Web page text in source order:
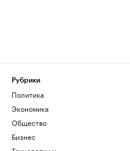
Рубрики
Политика
Экономика
Общество
Бизнес